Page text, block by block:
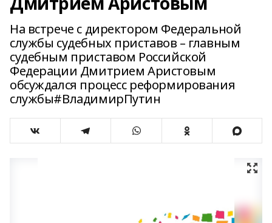
На встрече с директором Федеральной
службы судебных приставов – главным
судебным приставом Российской
Федерации Дмитрием Аристовым
обсуждался процесс реформирования
службы#ВладимирПутин